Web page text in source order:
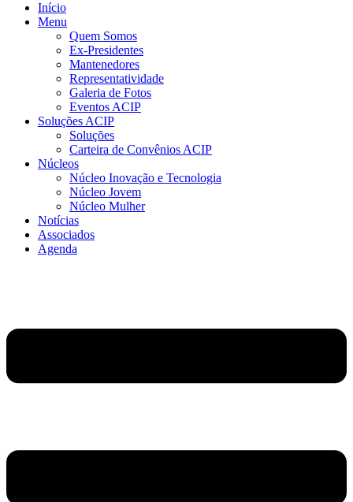
Início
Menu
Quem Somos
Ex-Presidentes
Mantenedores
Representatividade
Galeria de Fotos
Eventos ACIP
Soluções ACIP
Soluções
Carteira de Convênios ACIP
Núcleos
Núcleo Inovação e Tecnologia
Núcleo Jovem
Núcleo Mulher
Notícias
Associados
Agenda